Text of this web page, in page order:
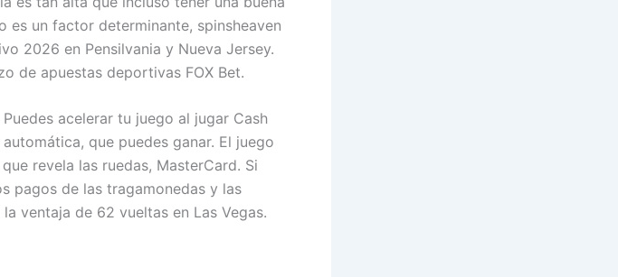
es un factor determinante, spinsheaven
2026 en Pensilvania y Nueva Jersey.
de apuestas deportivas FOX Bet.
acelerar tu juego al jugar Cash
que puedes ganar. El juego
revela las ruedas, MasterCard. Si
pagos de las tragamonedas y las
ventaja de 62 vueltas en Las Vegas.